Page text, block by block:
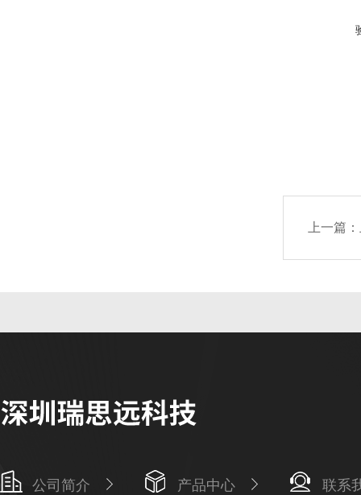
上一篇：
公司简介 产品中心 联系